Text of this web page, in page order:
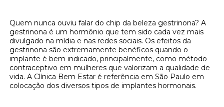
Quem nunca ouviu falar do chip da beleza gestrinona? A
gestrinona é um hormônio que tem sido cada vez mais
divulgado na mídia e nas redes sociais. Os efeitos da
gestrinona são extremamente benéficos quando o
implante é bem indicado, principalmente, como método
contraceptivo em mulheres que valorizam a qualidade de
vida. A Clínica Bem Estar é referência em São Paulo em
colocação dos diversos tipos de implantes hormonais.